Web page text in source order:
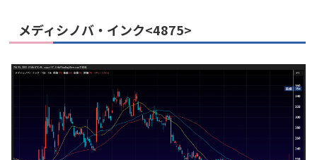
メディシノバ・インク<4875>